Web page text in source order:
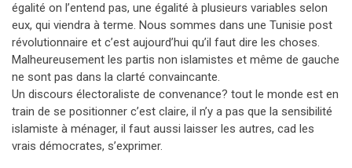
égalité on l’entend pas, une égalité à plusieurs variables selon
eux, qui viendra à terme. Nous sommes dans une Tunisie post
révolutionnaire et c’est aujourd’hui qu’il faut dire les choses.
Malheureusement les partis non islamistes et même de gauche
ne sont pas dans la clarté convaincante.
Un discours électoraliste de convenance? tout le monde est en
train de se positionner c’est claire, il n’y a pas que la sensibilité
islamiste à ménager, il faut aussi laisser les autres, cad les
vrais démocrates, s’exprimer.